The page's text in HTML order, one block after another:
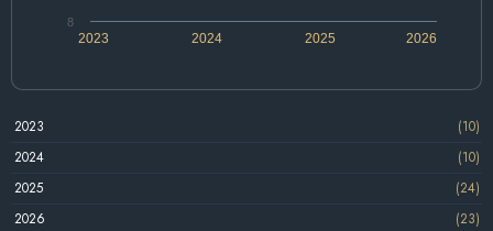
2024 2026
2023 2025
8
2023
(10)
2024
(10)
2025
(24)
2026
(23)